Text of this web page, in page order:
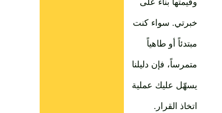
وقيمتها بناءً على
خبرتي. سواء كنت
مبتدئاً أو طاهياً
متمرساً، فإن دليلنا
يسهّل عليك عملية
اتخاذ القرار.